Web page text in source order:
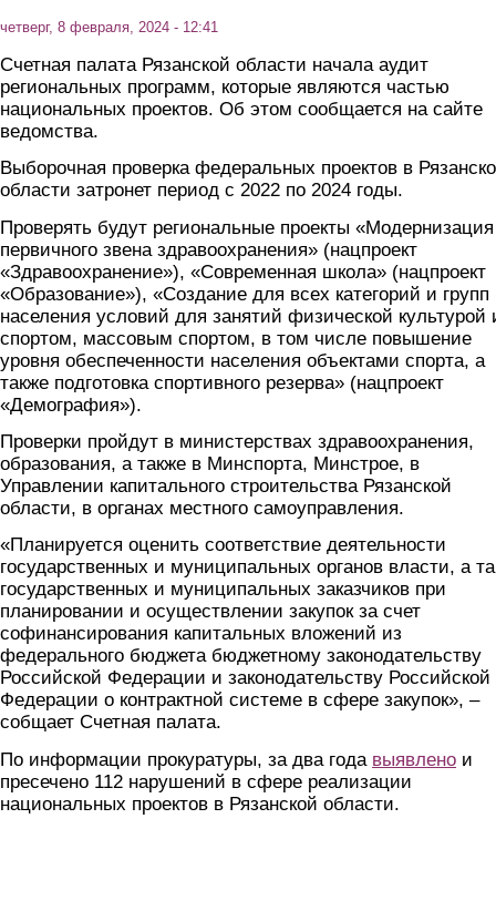
четверг, 8 февраля, 2024 - 12:41
Счетная палата Рязанской области начала аудит
региональных программ, которые являются частью
национальных проектов. Об этом сообщается на сайте
ведомства.
Выборочная проверка федеральных проектов в
области затронет период с 2022 по 2024 годы.
Проверять будут региональные проекты «Модернизация
первичного звена здравоохранения» (нацпроект
«Здравоохранение»), «Современная школа» (нацпроект
«Образование»), «Создание для всех категорий и групп
населения условий для занятий физической культурой
спортом, массовым спортом, в том числе повышение
уровня обеспеченности населения объектами спорта, а
также подготовка спортивного резерва» (нацпроект
«Демография»).
Проверки пройдут в министерствах здравоохранения,
образования, а также в Минспорта, Минстрое, в
Управлении капитального строительства Рязанской
области, в органах местного самоуправления.
«Планируется оценить соответствие деятельности
государственных и муниципальных органов власти, а
государственных и муниципальных заказчиков при
планировании и осуществлении закупок за счет
софинансирования капитальных вложений из
федерального бюджета бюджетному законодательству
Российской Федерации и законодательству Российской
Федерации о контрактной системе в сфере закупок», –
собщает Счетная палата.
По информации прокуратуры, за два года выявлено и
пресечено 112 нарушений в сфере реализации
национальных проектов в Рязанской области.